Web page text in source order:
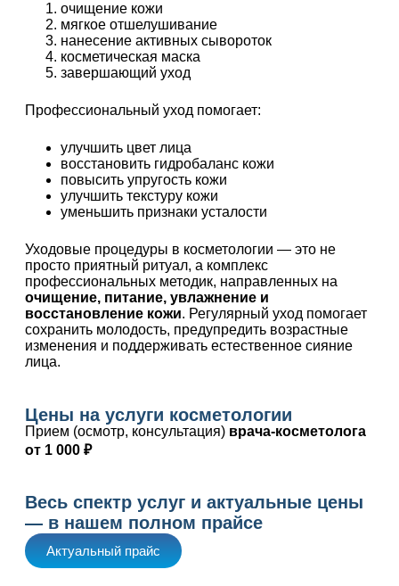
очищение кожи
мягкое отшелушивание
нанесение активных сывороток
косметическая маска
завершающий уход
Профессиональный уход помогает:
улучшить цвет лица
восстановить гидробаланс кожи
повысить упругость кожи
улучшить текстуру кожи
уменьшить признаки усталости
Уходовые процедуры в косметологии — это не
просто приятный ритуал, а комплекс
профессиональных методик, направленных на
очищение, питание, увлажнение и
восстановление кожи. Регулярный уход помогает
сохранить молодость, предупредить возрастные
изменения и поддерживать естественное сияние
лица.
Цены на услуги косметологии
Прием (осмотр, консультация) врача-косметолога
от 1 000 ₽
Весь спектр услуг и актуальные цены
— в нашем полном прайсе
Актуальный прайс